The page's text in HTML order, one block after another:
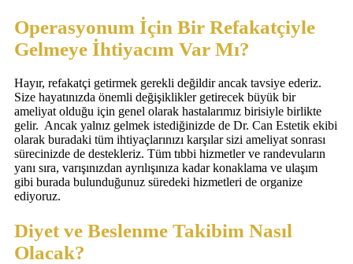
Operasyonum İçin Bir Refakatçiyle
Gelmeye İhtiyacım Var Mı?
Hayır, refakatçi getirmek gerekli değildir ancak tavsiye ederiz.
Size hayatınızda önemli değişiklikler getirecek büyük bir
ameliyat olduğu için genel olarak hastalarımız birisiyle birlikte
gelir. Ancak yalnız gelmek istediğinizde de Dr. Can Estetik ekibi
olarak buradaki tüm ihtiyaçlarınızı karşılar sizi ameliyat sonrası
sürecinizde de destekleriz. Tüm tıbbi hizmetler ve randevuların
yanı sıra, varışınızdan ayrılışınıza kadar konaklama ve ulaşım
gibi burada bulunduğunuz süredeki hizmetleri de organize
ediyoruz.
Diyet ve Beslenme Takibim Nasıl
Olacak?